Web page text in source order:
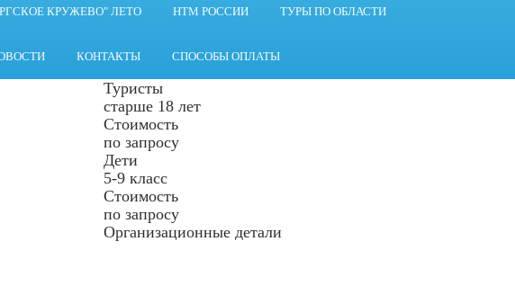
КРУЖЕВО" ЛЕТО НТМ РОССИИ ТУРЫ ПО ОБЛАСТИ
КОНТАКТЫ СПОСОБЫ ОПЛАТЫ
Туристы
старше 18 лет
Стоимость
по запросу
Дети
5-9 класс
Стоимость
по запросу
Организационные детали